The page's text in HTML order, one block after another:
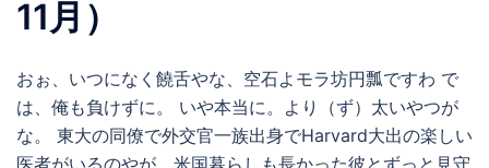
11月）
おぉ、いつになく饒舌やな、空石よモラ坊円瓢ですわ で
は、俺も負けずに。 いや本当に。より（ず）太いやつが
な。 東大の同僚で外交官一族出身でHarvard大出の楽しい
医者がいるのやが、米国暮らしも長かった彼とずっと見守